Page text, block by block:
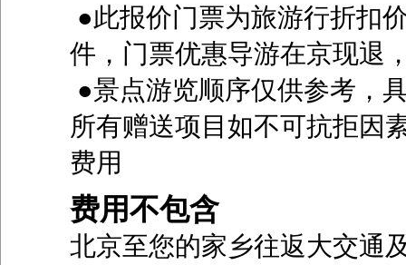
●此报价门票为旅游行折扣
件，门票优惠导游在京现退
●景点游览顺序仅供参考，
所有赠送项目如不可抗拒因
费用
费用不包含
北京至您的家乡往返大交通